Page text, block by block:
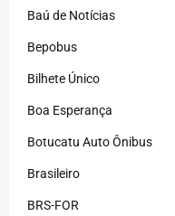
Baú de Notícias
Bepobus
Bilhete Único
Boa Esperança
Botucatu Auto Ônibus
Brasileiro
BRS-FOR